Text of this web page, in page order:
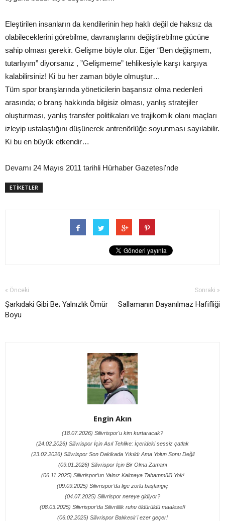
Eleştirilen insanların da kendilerinin hep haklı değil de haksız da
olabileceklerini görebilme, davranışlarını değiştirebilme gücüne
sahip olması gerekir. Gelişme böyle olur. Eğer “Ben değişmem,
tutarlıyım” diyorsanız , ”Gelişmeme” tehlikesiyle karşı karşıya
kalabilirsiniz! Ki bu her zaman böyle olmuştur…
Tüm spor branşlarında yöneticilerin başarısız olma nedenleri
arasında; o branş hakkında bilgisiz olması, yanlış stratejiler
oluşturması, yanlış transfer politikaları ve trajikomik olanı maçları
izleyip ustalaştığını düşünerek antrenörlüğe soyunması sayılabilir.
Ki bu en büyük etkendir…
Devamı 24 Mayıs 2011 tarihli Hürhaber Gazetesi'nde
ETİKETLER
« Önceki
Şarkıdaki Gibi Be; Yalnızlık Ömür
Boyu
Sonraki »
Sallamanın Dayanılmaz Hafifliği
Engin Akın
(18.07.2026) Silivrispor'u kim kurtaracak?
(24.02.2026) Silivrispor İçin Asıl Tehlike: İçerideki sessiz çatlak
(23.02.2026) Silivrispor Son Dakikada Yıkıldı Ama Yolun Sonu Değil
(09.01.2026) Silivrispor İçin Bir Olma Zamanı
(06.11.2025) Silivrispor’un Yalnız Kalmaya Tahammülü Yok!
(09.09.2025) Silivrispor’da lige zorlu başlangıç
(04.07.2025) Silivrispor nereye gidiyor?
(08.03.2025) Silivrispor’da Silivrililik ruhu öldürüldü maalesef!
(06.02.2025) Silivrispor Balıkesir'i ezer geçer!